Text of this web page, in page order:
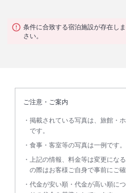
条件に合致する宿泊施設が存在し
さい。
ご注意・ご案内
掲載されている写真は、旅館・
です。
食事・客室等の写真は一例です。
上記の情報、料金等は変更にな
の際はお客様ご自身で事前にご確
代金が安い順・代金が高い順に